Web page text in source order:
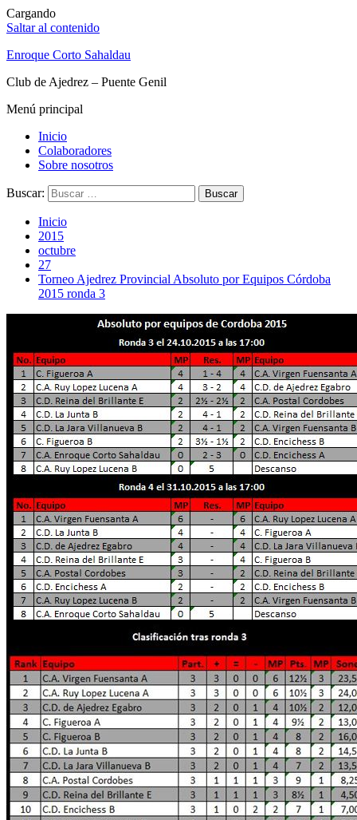
Cargando
Saltar al contenido
Enroque Corto Sahaldau
Club de Ajedrez – Puente Genil
Menú principal
Inicio
Colaboradores
Sobre nosotros
Buscar:
Inicio
2015
octubre
27
Torneo Ajedrez Provincial Absoluto por Equipos Córdoba
2015 ronda 3